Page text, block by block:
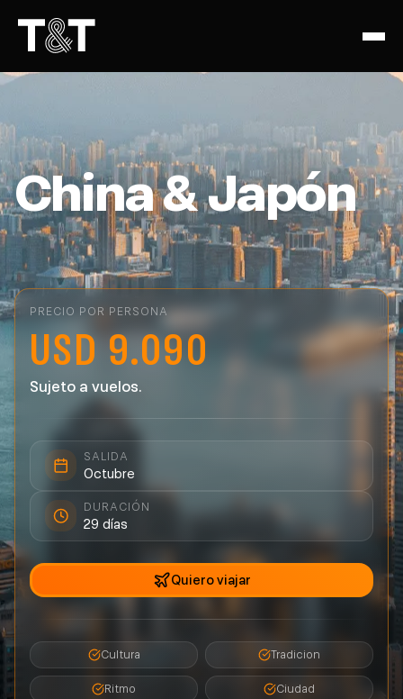
China & Japón
PRECIO POR PERSONA
USD 9.090
Sujeto a vuelos.
SALIDA
Octubre
DURACIÓN
29 días
Quiero viajar
Cultura Tradicion
Ritmo Ciudad